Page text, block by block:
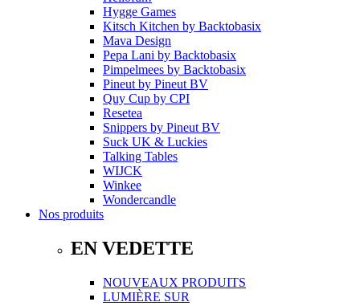
Hygge Games
Kitsch Kitchen by Backtobasix
Mava Design
Pepa Lani by Backtobasix
Pimpelmees by Backtobasix
Pineut by Pineut BV
Quy Cup by CPI
Resetea
Snippers by Pineut BV
Suck UK & Luckies
Talking Tables
WIJCK
Winkee
Wondercandle
Nos produits
EN VEDETTE
NOUVEAUX PRODUITS
LUMIÈRE SUR